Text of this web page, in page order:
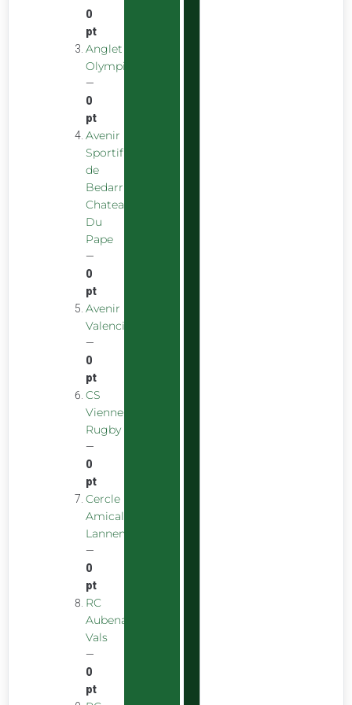
0
pt
Anglet
Olympique
—
0
pt
Avenir
Sportif
de
Bedarrides
Chateauneuf
Du
Pape
—
0
pt
Avenir
Valencien
—
0
pt
CS
Vienne
Rugby
—
0
pt
Cercle
Amical
Lannemezanais
—
0
pt
RC
Aubenas
Vals
—
0
pt